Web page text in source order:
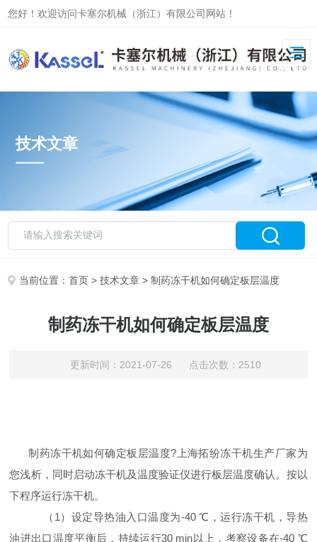
您好！欢迎访问卡塞尔机械（浙江）有限公司网站！
技术文章
当前位置：首页 >技术文章 > 制药冻干机如何确定板层温度
制药冻干机如何确定板层温度
更新时间：2021-07-26 点击次数：2510
制药冻干机如何确定板层温度?上海拓纷冻干机生产厂家为
您浅析，同时启动冻干机及温度验证仪进行板层温度确认。按以
下程序运行冻干机。
（1）设定导热油入口温度为-40 ℃，运行冻干机，导热
油进出口温度平衡后，持续运行30 min以上，考察设备在-40 ℃